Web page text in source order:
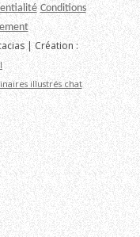
Conditions
| Création :
illustrés chat